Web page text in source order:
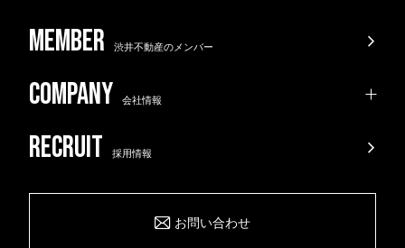
渋井不動産のメンバー
会社情報
採用情報
お問い合わせ